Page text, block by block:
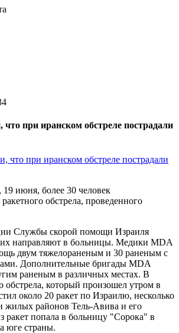
что при иранском обстреле пострадали
июня, более 30 человек
обстрела, проведенного
Службы скорой помощи Израиля
направляют в больницы. Медики MDA
двум тяжелораненым и 30 раненым с
Дополнительные бригады MDA
раненым в различных местах. В
обстрела, который произошел утром в
около 20 ракет по Израилю, несколько
жилых районов Тель-Авива и его
ракет попала в больницу "Сорока" в
юге страны.